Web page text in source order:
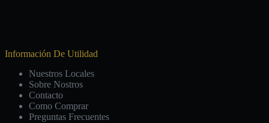
Información De Utilidad
Nuestros Locales
Sobre Nostros
Contacto
Como Comprar
Preguntas Frecuentes